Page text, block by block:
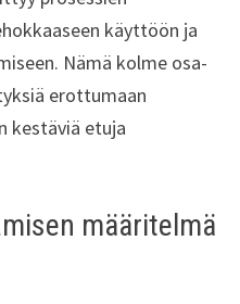
käyttöön ja
Nämä kolme osa-
erottumaan
kestäviä etuja
määritelmä